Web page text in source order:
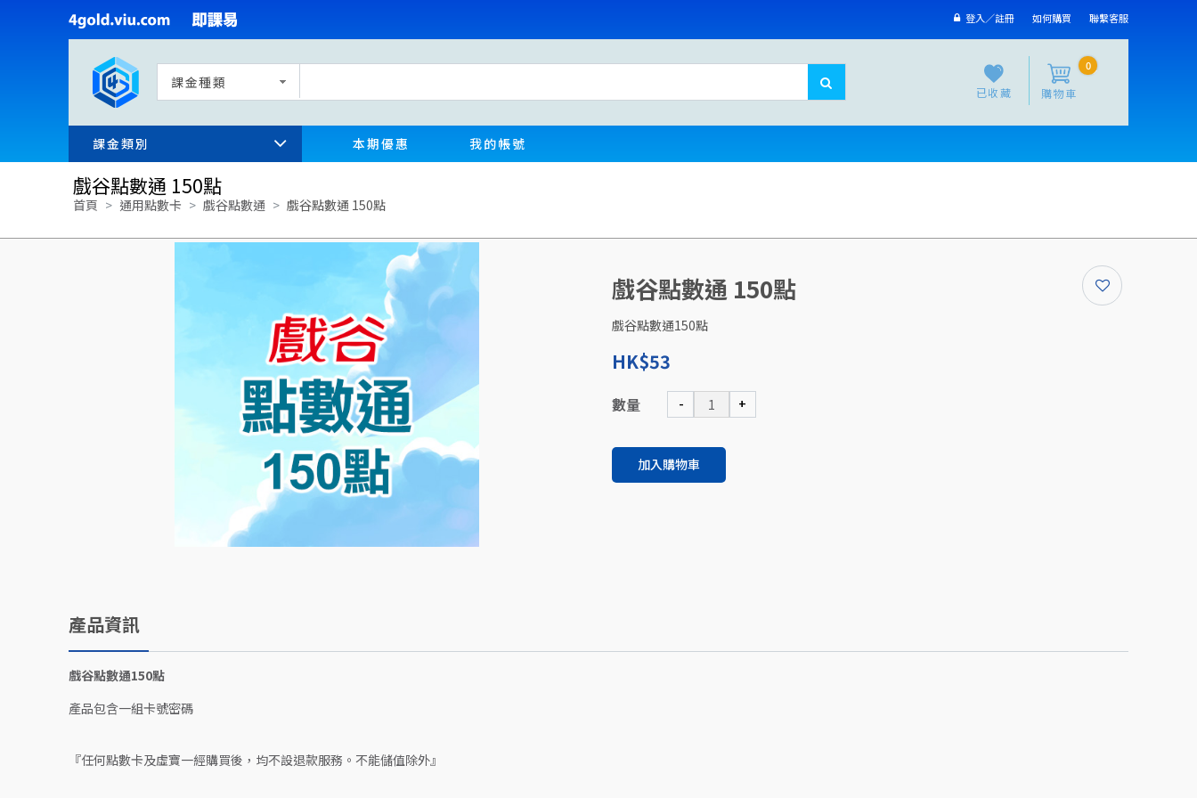
登入／註冊 如何購買 聯繫客服
課金種類
已收藏
0
購物車
課金類別 本期優惠 我的帳號
戲谷點數通 150點
首頁 通用點數卡 戲谷點數通 戲谷點數通 150點
戲谷點數通 150點
戲谷點數通150點
HK$53
數量 - +
加入購物車
產品資訊
戲谷點數通150點
產品包含一組卡號密碼
『任何點數卡及虛寶一經購買後，均不設退款服務。不能儲值除外』